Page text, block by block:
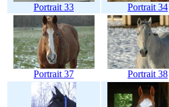
Portrait 33 Portrait 34
Portrait 37 Portrait 38